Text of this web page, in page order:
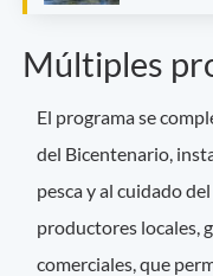
Múltiples
El programa se
del Bicentenario,
pesca y al cuidado
productores locales,
comerciales, que